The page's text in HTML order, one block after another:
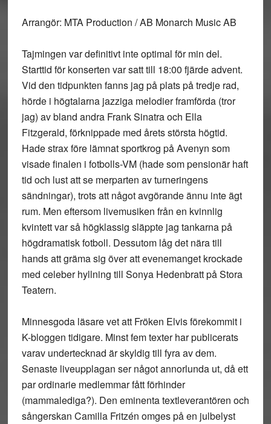
Arrangör: MTA Production / AB Monarch Music AB
Tajmingen var definitivt inte optimal för min del.
Starttid för konserten var satt till 18:00 fjärde advent.
Vid den tidpunkten fanns jag på plats på tredje rad,
hörde i högtalarna jazziga melodier framförda (tror
jag) av bland andra Frank Sinatra och Ella
Fitzgerald, förknippade med årets största högtid.
Hade strax före lämnat sportkrog på Avenyn som
visade finalen i fotbolls-VM (hade som pensionär haft
tid och lust att se merparten av turneringens
sändningar), trots att något avgörande ännu inte ägt
rum. Men eftersom livemusiken från en kvinnlig
kvintett var så högklassig släppte jag tankarna på
högdramatisk fotboll. Dessutom låg det nära till
hands att gräma sig över att evenemanget krockade
med celeber hyllning till Sonya Hedenbratt på Stora
Teatern.
Minnesgoda läsare vet att Fröken Elvis förekommit i
K-bloggen tidigare. Minst fem texter har publicerats
varav undertecknad är skyldig till fyra av dem.
Senaste liveupplagan ser något annorlunda ut, då ett
par ordinarie medlemmar fått förhinder
(mammalediga?). Den eminenta textleverantören och
sångerskan Camilla Fritzén omges på en julbelyst